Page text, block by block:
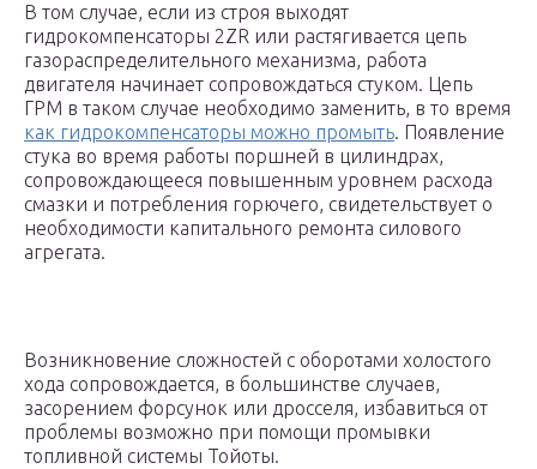
В том случае, если из строя выходят
гидрокомпенсаторы 2ZR или растягивается цепь
газораспределительного механизма, работа
двигателя начинает сопровождаться стуком. Цепь
ГРМ в таком случае необходимо заменить, в то время
как гидрокомпенсаторы можно промыть. Появление
стука во время работы поршней в цилиндрах,
сопровождающееся повышенным уровнем расхода
смазки и потребления горючего, свидетельствует о
необходимости капитального ремонта силового
агрегата.
Возникновение сложностей с оборотами холостого
хода сопровождается, в большинстве случаев,
засорением форсунок или дросселя, избавиться от
проблемы возможно при помощи промывки
топливной системы Тойоты.